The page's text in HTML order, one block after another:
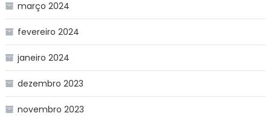
março 2024
fevereiro 2024
janeiro 2024
dezembro 2023
novembro 2023